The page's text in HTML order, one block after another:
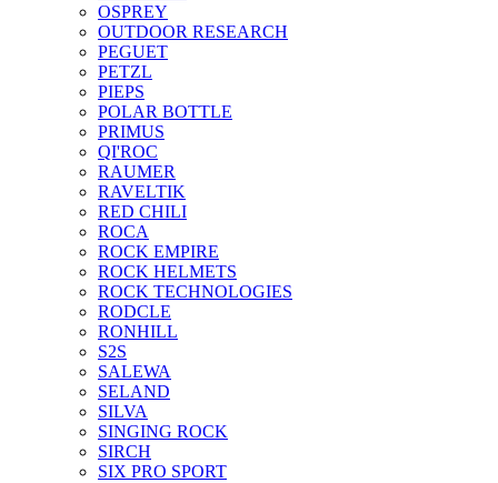
OSPREY
OUTDOOR RESEARCH
PEGUET
PETZL
PIEPS
POLAR BOTTLE
PRIMUS
QI'ROC
RAUMER
RAVELTIK
RED CHILI
ROCA
ROCK EMPIRE
ROCK HELMETS
ROCK TECHNOLOGIES
RODCLE
RONHILL
S2S
SALEWA
SELAND
SILVA
SINGING ROCK
SIRCH
SIX PRO SPORT